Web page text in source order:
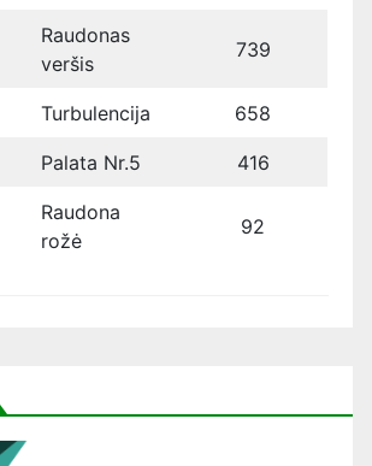
Raudonas
veršis
739
Turbulencija 658
Palata Nr.5 416
Raudona
rožė
92